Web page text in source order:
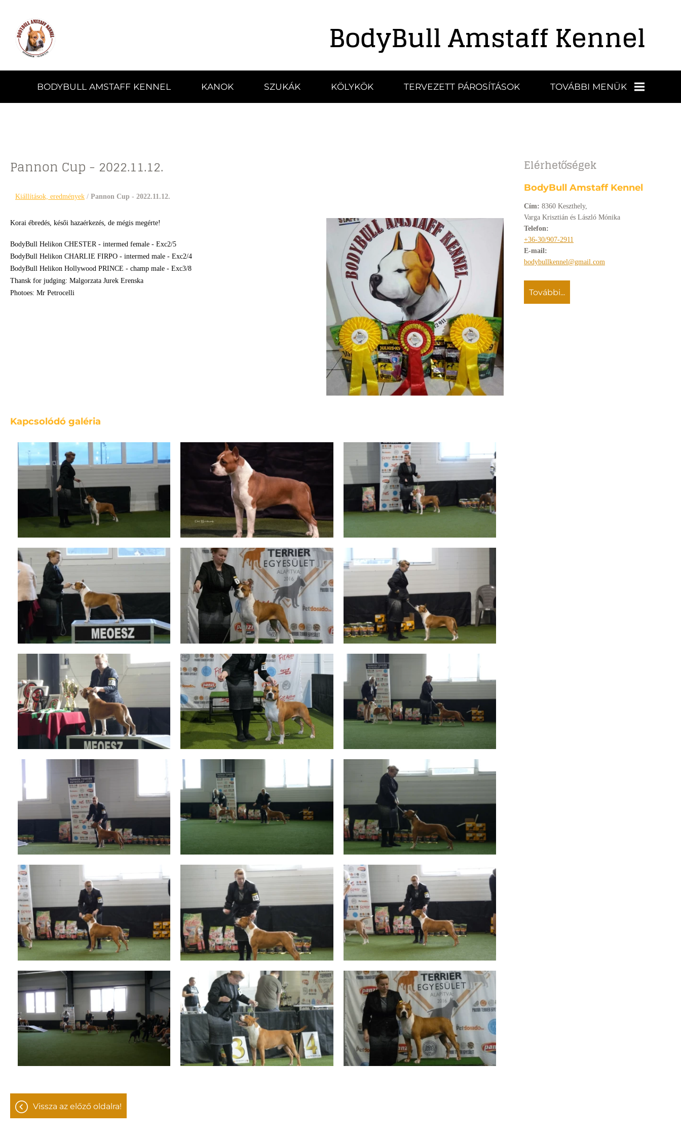
BodyBull Amstaff Kennel
BODYBULL AMSTAFF KENNEL KANOK SZUKÁK KÖLYKÖK TERVEZETT PÁROSÍTÁSOK TOVÁBBI MENÜK
BÜSZKESÉGEINK
PARTNEREINK
ELÉRHETŐSÉGEK
Elérhetőségek
BodyBull Amstaff Kennel
Cím: 8360 Keszthely,
Varga Krisztián és László Mónika
Telefon:
+36-30/907-2911
E-mail:
bodybullkennel@gmail.com
további...
Pannon Cup - 2022.11.12.
Kiállítások, eredmények / Pannon Cup - 2022.11.12.
Korai ébredés, késői hazaérkezés, de mégis megérte!
BodyBull Helikon CHESTER - intermed female - Exc2/5
BodyBull Helikon CHARLIE FIRPO - intermed male - Exc2/4
BodyBull Helikon Hollywood PRINCE - champ male - Exc3/8
Thansk for judging: Malgorzata Jurek Erenska
Photoes: Mr Petrocelli
Kapcsolódó galéria
vissza az előző oldalra!